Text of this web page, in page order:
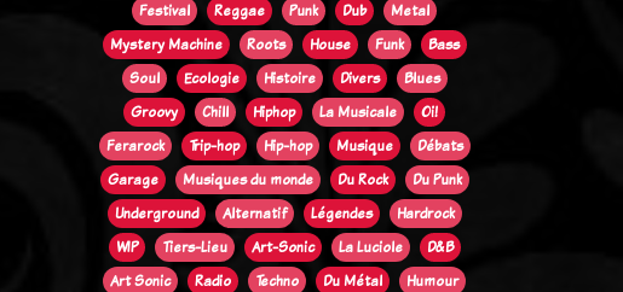
Festival
Reggae Punk Dub
Metal
Mystery Machine
Roots House Funk
Bass
Soul
Ecologie Histoire Divers
Blues
Groovy
Chill Hiphop La Musicale
Oi!
Ferarock
Trip-hop Hip-hop Musique
Débats
Garage
Musiques du monde Du Rock
Du Punk
Underground
Alternatif Légendes
Hardrock
WIP
Tiers-Lieu Art-Sonic La Luciole
D&B
Art Sonic
Radio Techno Du Métal
Humour